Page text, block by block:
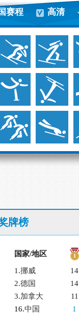
赛程 高清
牌榜
国家/地区
1.挪威 14
2.德国 14
3.加拿大 11
16.中国 1